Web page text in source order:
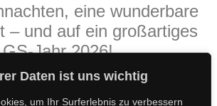
Daten ist uns wichtig
um Ihr Surferlebnis zu verbessern
eine wunderbare
– und auf ein großartiges
GS-Jahr 2026!